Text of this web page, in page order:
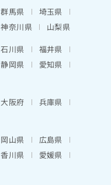
群馬県
埼玉県
神奈川県
山梨県
石川県
福井県
静岡県
愛知県
大阪府
兵庫県
岡山県
広島県
香川県
愛媛県